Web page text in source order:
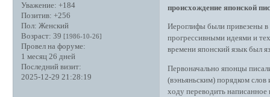
Уважение: +184
Позитив: +256
Пол: Женский
Возраст: 39 [1986-10-26]
Провел на форуме:
1 месяц 26 дней
Последний визит:
2025-12-29 21:28:19
происхождение японской
Иероглифы были привезены
прогрессивными идеями и
времени японский язык был
Первоначально японцы
(вэньяньским) порядком
ходу переводить написанное